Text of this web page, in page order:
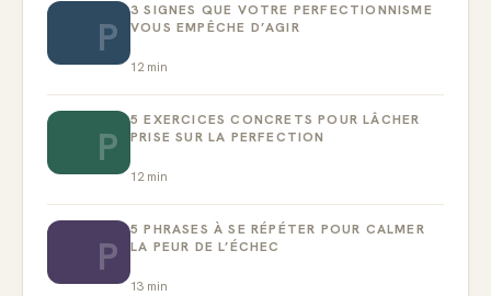
P
3 SIGNES QUE VOTRE PERFECTIONNISME
VOUS EMPÊCHE D’AGIR
12min
P
5 EXERCICES CONCRETS POUR LÂCHER
PRISE SUR LA PERFECTION
12min
P
5 PHRASES À SE RÉPÉTER POUR CALMER
LA PEUR DE L’ÉCHEC
13 min